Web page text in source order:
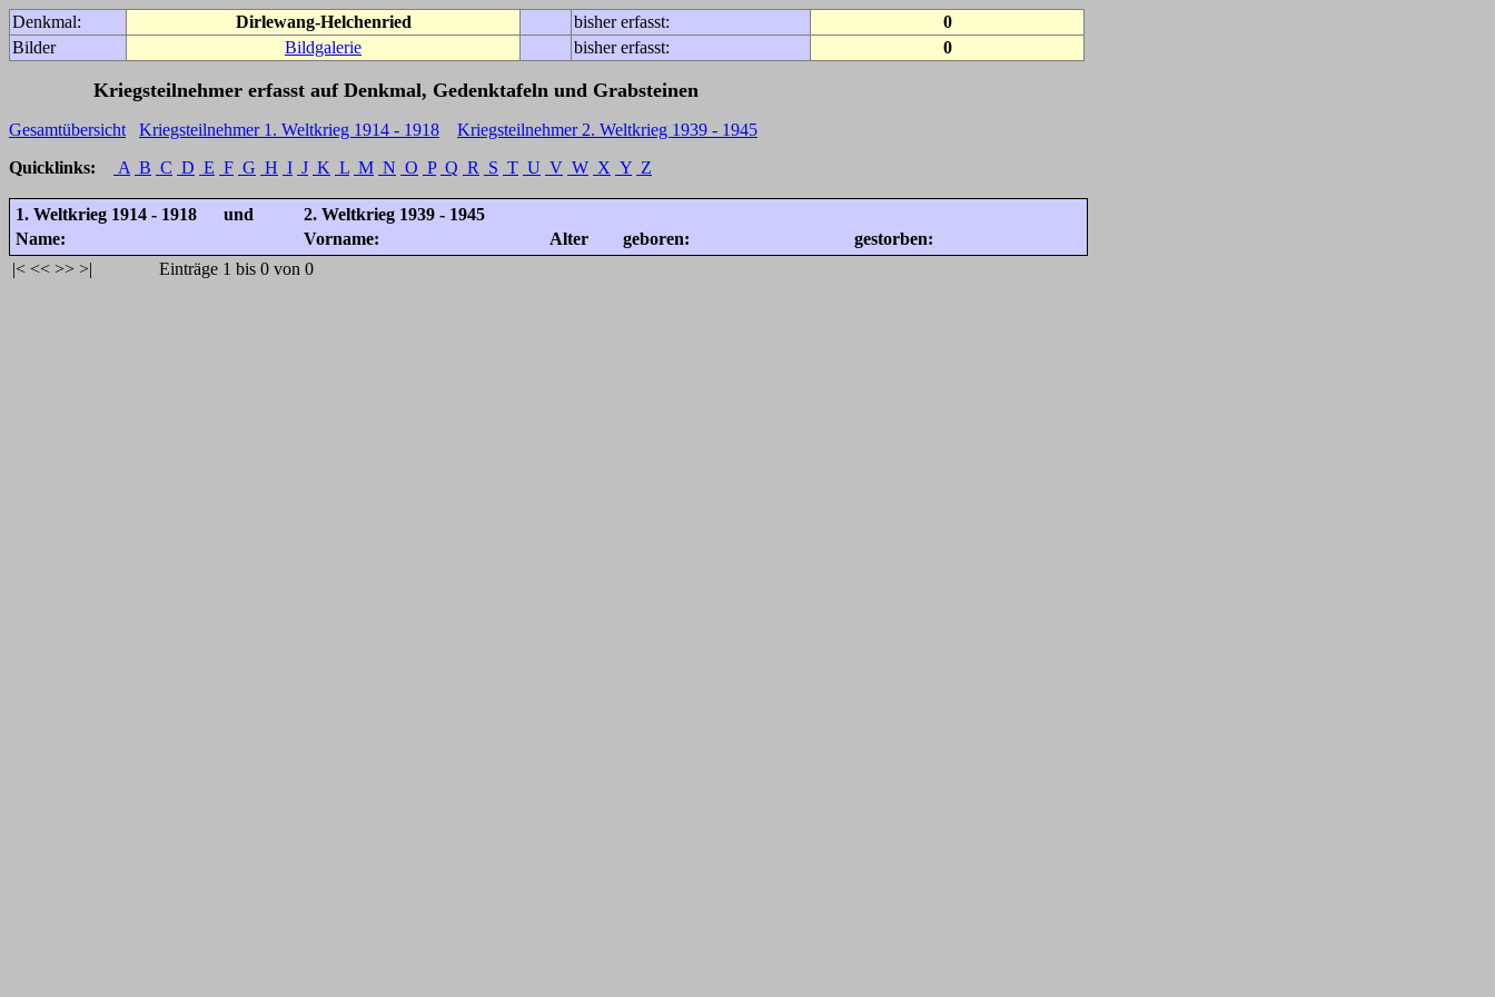
Denkmal: Dirlewang-Helchenried bisher erfasst:
0
Bilder
Bildgalerie bisher erfasst: 0
Kriegsteilnehmer erfasst auf Denkmal, Gedenktafeln und Grabsteinen
Gesamtübersicht Kriegsteilnehmer 1. Weltkrieg 1914 - 1918
Kriegsteilnehmer 2. Weltkrieg 1939 - 1945
Quicklinks:
A B C D E F G H I J K L M N O P Q R S T U V W X Y Z
1. Weltkrieg 1914 - 1918 und
2. Weltkrieg 1939 - 1945
Name:
Vorname: Alter geboren:
gestorben:
|< << >> >| Einträge 1 bis 0 von 0